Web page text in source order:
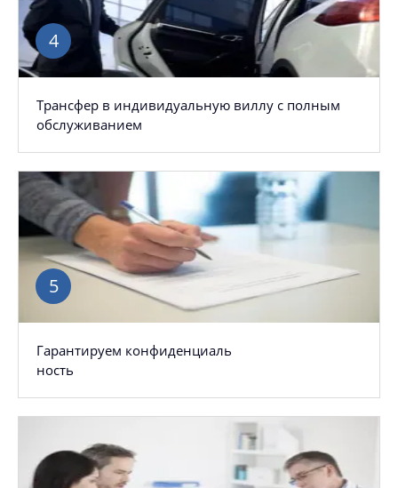
Трансфер в индивидуальную виллу с полным
обслуживанием
Гарантируем конфиденциаль
ность